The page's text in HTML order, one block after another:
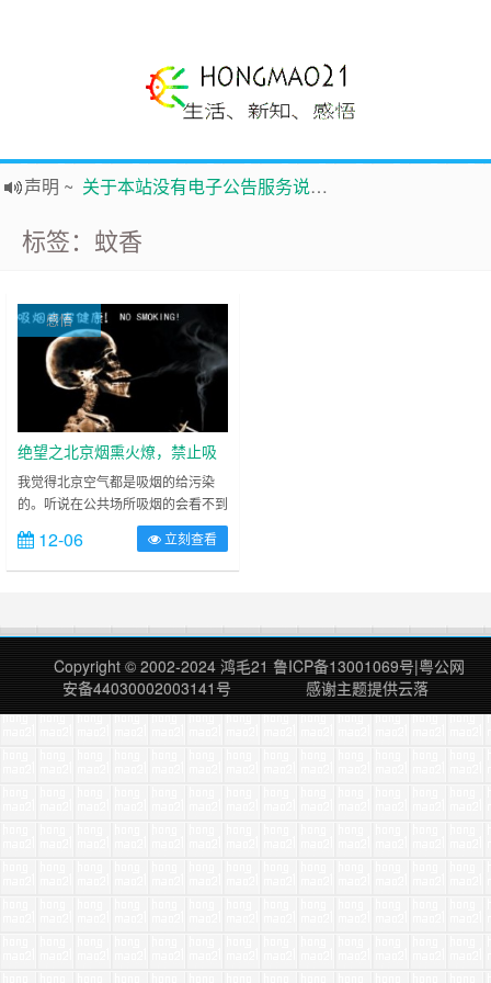
声明 ~ 关于本站没有电子公告服务说明-20180517
新的启程 ~ 鸿毛站引导页
标签：蚊香
感悟
绝望之北京烟熏火燎，禁止吸
烟！
我觉得北京空气都是吸烟的给污染
的。听说在公共场所吸烟的会看不到
明天的太阳，会断子绝孙，吃饭时，
工作中，走在大路上，车站站台，公
园里，就连去厕所都能被烟呛……寒
晨、明亮的晌午，迷乱的夜晚，路
上、各大场所门口，无论医院，车
站，吧台，乃至超市，或是繁星点
点，或是妖艳的长烟，缥缈的烟气下
12-06 立刻查看
Copyright © 2002-2024 鸿毛21 鲁ICP备13001069号|粤公网
安备44030002003141号
感谢主题提供云落